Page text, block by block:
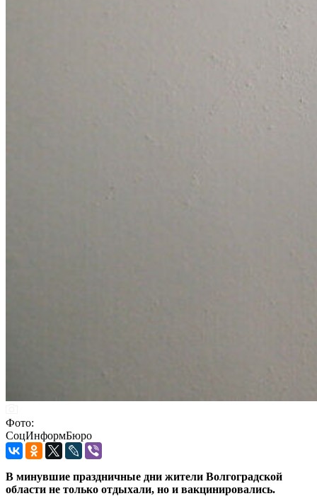
Фото:
СоцИнформБюро
В минувшие праздничные дни жители Волгоградской
области не только отдыхали, но и вакцинировались.